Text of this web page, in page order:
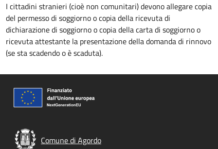
I cittadini stranieri (cioè non comunitari) devono allegare copia
del permesso di soggiorno o copia della ricevuta di
dichiarazione di soggiorno o copia della carta di soggiorno o
ricevuta attestante la presentazione della domanda di rinnovo
(se sta scadendo o è scaduta).
Comune di Agordo